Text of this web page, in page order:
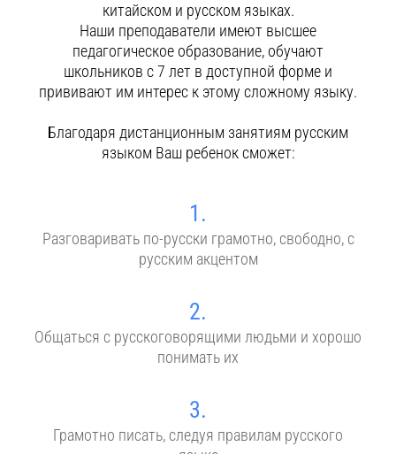
китайском и русском языках.
Наши преподаватели имеют высшее
педагогическое образование, обучают
школьников с 7 лет в доступной форме и
прививают им интерес к этому сложному языку.
Благодаря дистанционным занятиям русским
языком Ваш ребенок сможет:
1.
Разговаривать по-русски грамотно, свободно, с
русским акцентом
2.
Общаться с русскоговорящими людьми и хорошо
понимать их
3.
Грамотно писать, следуя правилам русского